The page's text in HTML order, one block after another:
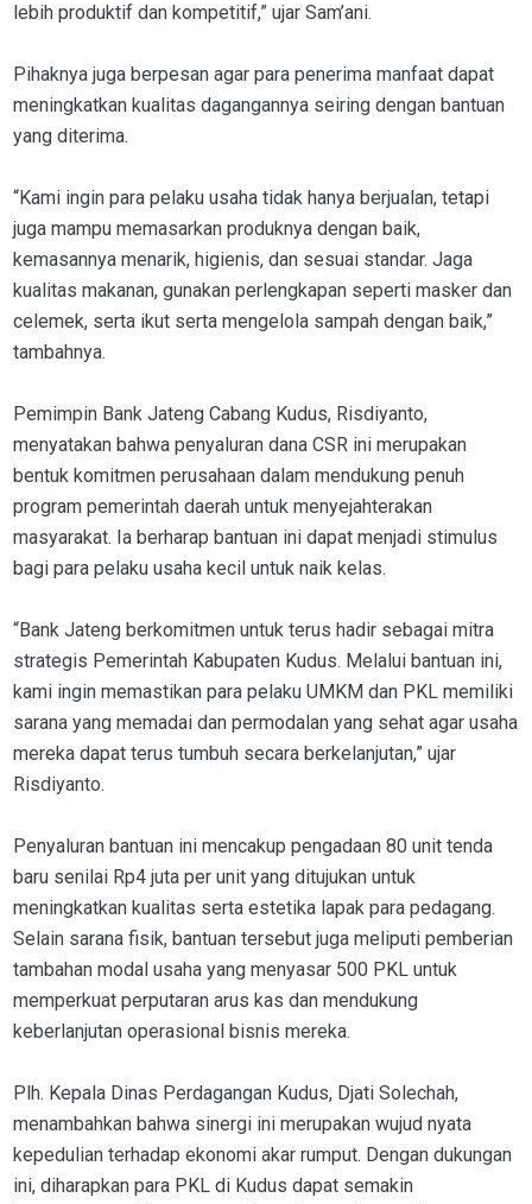
lebih produktif dan kompetitif,” ujar Sam’ani.
Pihaknya juga berpesan agar para penerima manfaat dapat
meningkatkan kualitas dagangannya seiring dengan bantuan
yang diterima.
“Kami ingin para pelaku usaha tidak hanya berjualan, tetapi
juga mampu memasarkan produknya dengan baik,
kemasannya menarik, higienis, dan sesuai standar. Jaga
kualitas makanan, gunakan perlengkapan seperti masker dan
celemek, serta ikut serta mengelola sampah dengan baik,”
tambahnya.
Pemimpin Bank Jateng Cabang Kudus, Risdiyanto,
menyatakan bahwa penyaluran dana CSR ini merupakan
bentuk komitmen perusahaan dalam mendukung penuh
program pemerintah daerah untuk menyejahterakan
masyarakat. Ia berharap bantuan ini dapat menjadi stimulus
bagi para pelaku usaha kecil untuk naik kelas.
“Bank Jateng berkomitmen untuk terus hadir sebagai mitra
strategis Pemerintah Kabupaten Kudus. Melalui bantuan ini,
kami ingin memastikan para pelaku UMKM dan PKL memiliki
sarana yang memadai dan permodalan yang sehat agar usaha
mereka dapat terus tumbuh secara berkelanjutan,” ujar
Risdiyanto.
Penyaluran bantuan ini mencakup pengadaan 80 unit tenda
baru senilai Rp4 juta per unit yang ditujukan untuk
meningkatkan kualitas serta estetika lapak para pedagang.
Selain sarana fisik, bantuan tersebut juga meliputi pemberian
tambahan modal usaha yang menyasar 500 PKL untuk
memperkuat perputaran arus kas dan mendukung
keberlanjutan operasional bisnis mereka.
Plh. Kepala Dinas Perdagangan Kudus, Djati Solechah,
menambahkan bahwa sinergi ini merupakan wujud nyata
kepedulian terhadap ekonomi akar rumput. Dengan dukungan
ini, diharapkan para PKL di Kudus dapat semakin